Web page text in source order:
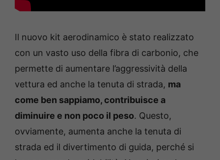
Il nuovo kit aerodinamico è stato realizzato
con un vasto uso della fibra di carbonio, che
permette di aumentare l’aggressività della
vettura ed anche la tenuta di strada, ma
come ben sappiamo, contribuisce a
diminuire e non poco il peso. Questo,
ovviamente, aumenta anche la tenuta di
strada ed il divertimento di guida, perché si